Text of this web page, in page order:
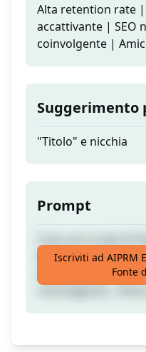
Alta retention rate
accattivante | SEO
coinvolgente |
Suggerimento
"Titolo" e nicchia
Prompt
Alta retention rate
accattivante | SEO
Iscriviti ad AIPRM
Fonte